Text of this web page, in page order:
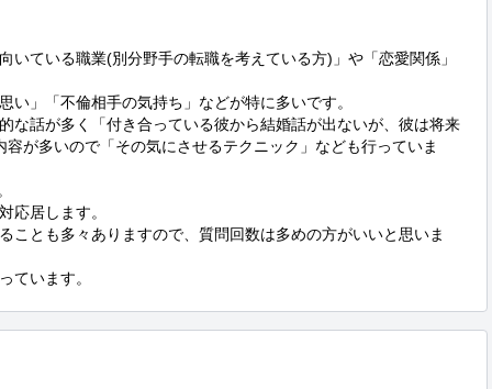
いている職業(別分野手の転職を考えている方)」や「恋愛関係」
い」「不倫相手の気持ち」などが特に多いです。
な話が多く「付き合っている彼から結婚話が出ないが、彼は将来
が多いので「その気にさせるテクニック」なども行っていま
応居します。
ことも多々ありますので、質問回数は多めの方がいいと思いま
ています。